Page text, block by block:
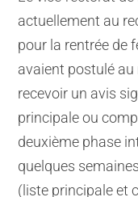
actuellement au
pour la rentrée de
avaient postulé
recevoir un avis
principale ou
deuxième phase
quelques
(liste principale et